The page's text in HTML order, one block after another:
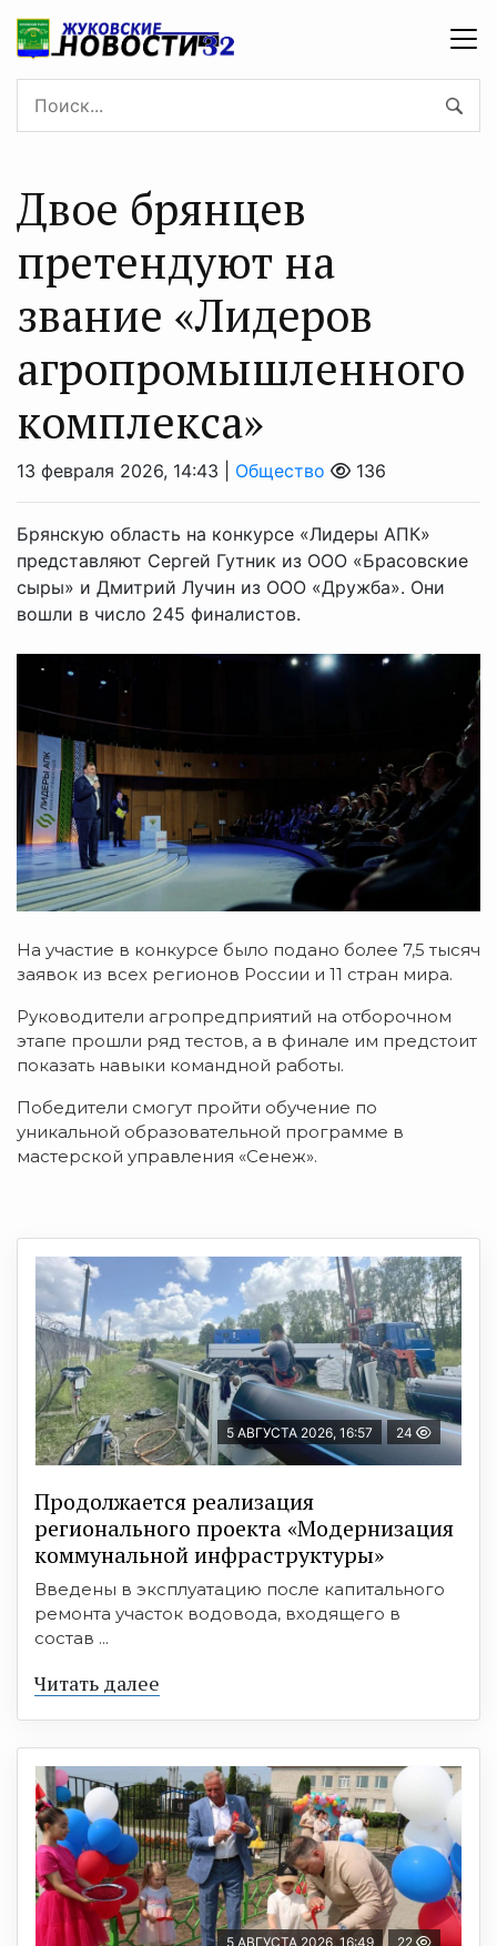
Двое брянцев
претендуют на
звание «Лидеров
агропромышленного
комплекса»
13 февраля 2026, 14:43 | Общество 136
Брянскую область на конкурсе «Лидеры АПК»
представляют Сергей Гутник из ООО «Брасовские
сыры» и Дмитрий Лучин из ООО «Дружба». Они
вошли в число 245 финалистов.
На участие в конкурсе было подано более 7,5 тысяч
заявок из всех регионов России и 11 стран мира.
Руководители агропредприятий на отборочном
этапе прошли ряд тестов, а в финале им предстоит
показать навыки командной работы.
Победители смогут пройти обучение по
уникальной образовательной программе в
мастерской управления «Сенеж».
5 АВГУСТА 2026, 16:57 24
Продолжается реализация
регионального проекта «Модернизация
коммунальной инфраструктуры»
Введены в эксплуатацию после капитального
ремонта участок водовода, входящего в
состав ...
Читать далее
5 АВГУСТА 2026, 16:49 22